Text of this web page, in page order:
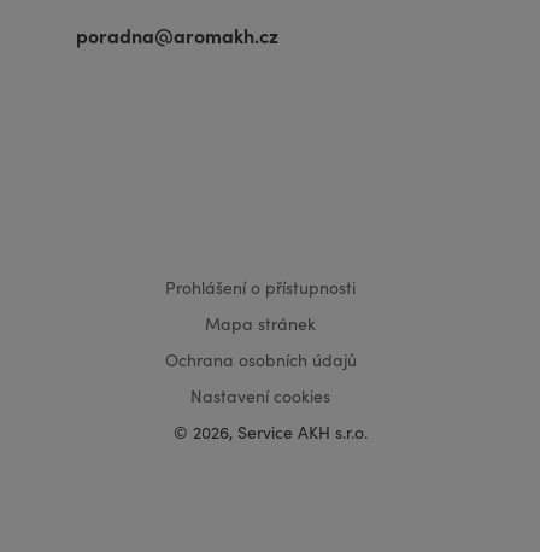
poradna@aromakh.cz
Prohlášení o přístupnosti
Mapa stránek
Ochrana osobních údajů
Nastavení cookies
© 2026, Service AKH s.r.o.